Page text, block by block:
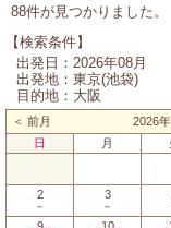
88件が見つかりました。
【検索条件】
出発日：2026年08月
出発地：東京(池袋)
目的地：大阪
＜ 前月 2026
日
月
2
－
3
－